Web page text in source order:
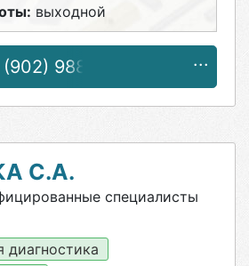
выходной
988-99-02
С.А.
специалисты
диагностика